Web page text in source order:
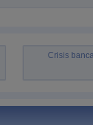
Crisis